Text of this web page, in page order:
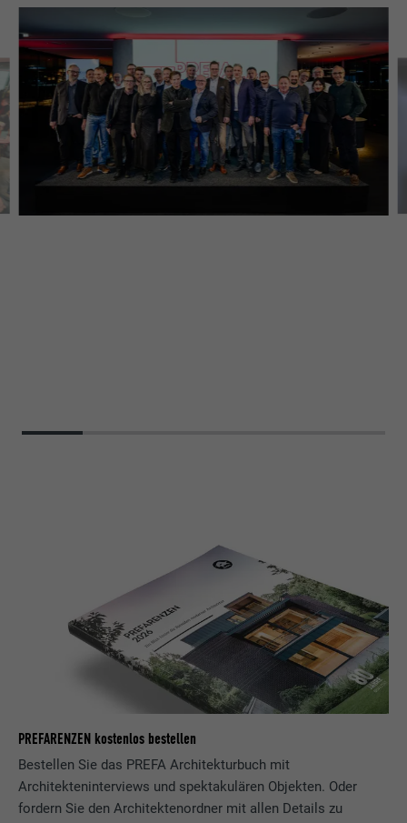
PREFARENZEN kostenlos bestellen
Bestellen Sie das PREFA Architekturbuch mit
Architekteninterviews und spektakulären Objekten. Oder
fordern Sie den Architektenordner mit allen Details zu